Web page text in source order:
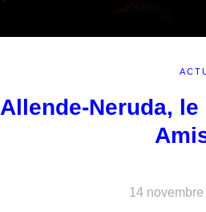
Allende-Neruda,
14